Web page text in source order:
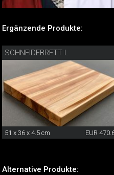
Ergänzende Produkte:
SCHNEIDEBRETT L
51 x 36 x 4.5 cm EUR
Alternative Produkte: